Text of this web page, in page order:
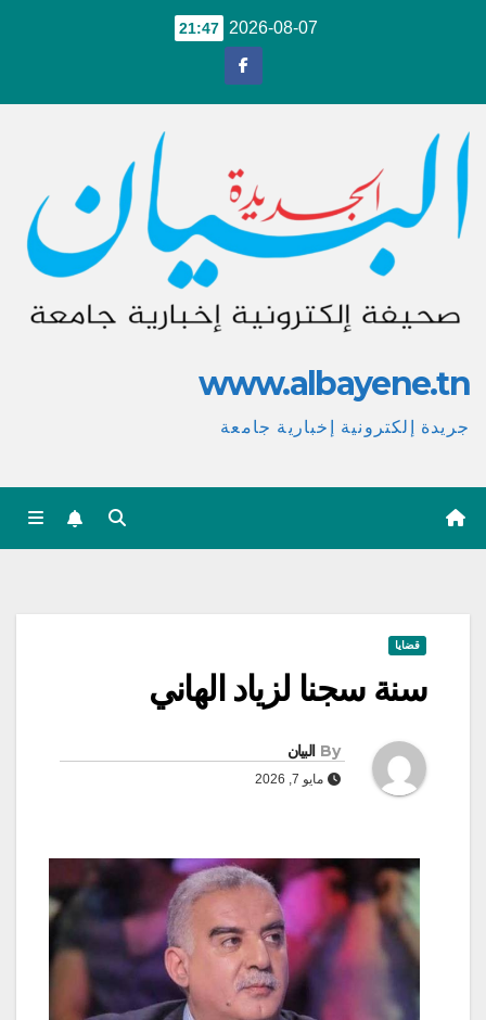
2026-08-07
21:47
www.albayene.tn
جريدة إلكترونية إخبارية جامعة
قضايا
سنة سجنا لزياد الهاني
By البيان
مايو 7, 2026